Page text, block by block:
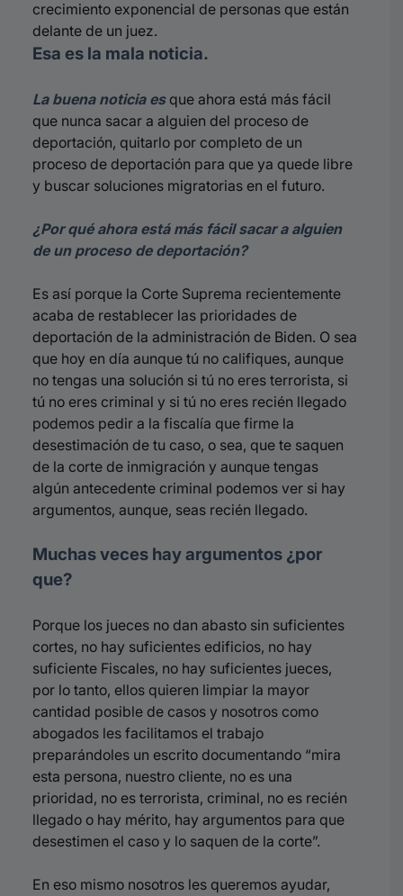
crecimiento exponencial de personas que están
delante de un juez.
Esa es la mala noticia.
La buena noticia esque ahora está más fácil
que nunca sacar a alguien del proceso de
deportación, quitarlo por completo de un
proceso de deportación para que ya quede libre
y buscar soluciones migratorias en el futuro.
¿Por qué ahora está más fácil sacar a alguien
de un proceso de deportación?
Es así porque la Corte Suprema recientemente
acaba de restablecer las prioridades de
deportación de la administración de Biden. O sea
que hoy en día aunque tú no califiques, aunque
no tengas una solución si tú no eres terrorista, si
tú no eres criminal y si tú no eres recién llegado
podemos pedir a la fiscalía que firme la
desestimación de tu caso, o sea, que te saquen
de la corte de inmigración y aunque tengas
algún antecedente criminal podemos ver si hay
argumentos, aunque, seas recién llegado.
Muchas veces hay argumentos ¿por
que?
Porque los jueces no dan abasto sin suficientes
cortes, no hay suficientes edificios, no hay
suficiente Fiscales, no hay suficientes jueces,
por lo tanto, ellos quieren limpiar la mayor
cantidad posible de casos y nosotros como
abogados les facilitamos el trabajo
preparándoles un escrito documentando “mira
esta persona, nuestro cliente, no es una
prioridad, no es terrorista, criminal, no es recién
llegado o hay mérito, hay argumentos para que
desestimen el caso y lo saquen de la corte”.
En eso mismo nosotros les queremos ayudar,